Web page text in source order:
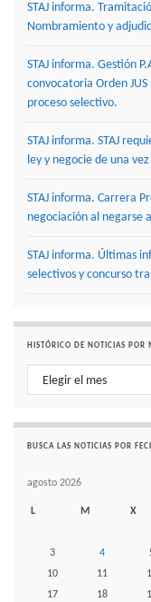
STAJ informa.
Nombramiento y
STAJ informa. Gestión
convocatoria Orden
proceso selectivo.
STAJ informa. STAJ
ley y negocie de una
STAJ informa. Carrera
negociación al negarse
STAJ informa. Últimas
selectivos y concurso
HISTÓRICO DE NOTICIAS POR
Histórico de noticias por mes
BUSCA LAS NOTICIAS POR
agosto 2026
L M X
3
4
10
11
17
18